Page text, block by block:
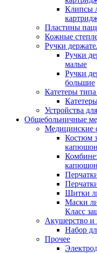
Клипсы
Пластины
Кожные
Ручки
Ручки
малые
Ручки
большие
Катетеры
Устройства
Общебольничные
Медицинские
Костюм
Щитки
Маски
Класс
Акушерство и
Набор
Прочее